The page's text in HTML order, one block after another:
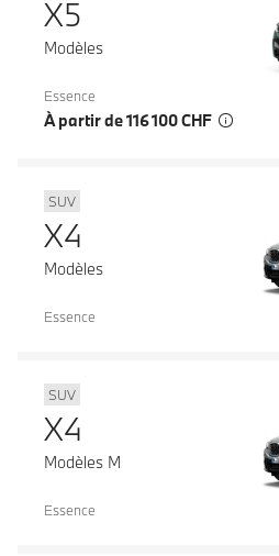
X5
Modèles
Essence
À partir de 116 100 CHF
SUV
X4
Modèles
Essence
SUV
X4
Modèles M
Essence